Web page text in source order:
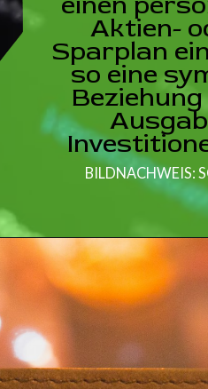
Aktien-
Sparplan
so eine
BILDNACHWEIS: